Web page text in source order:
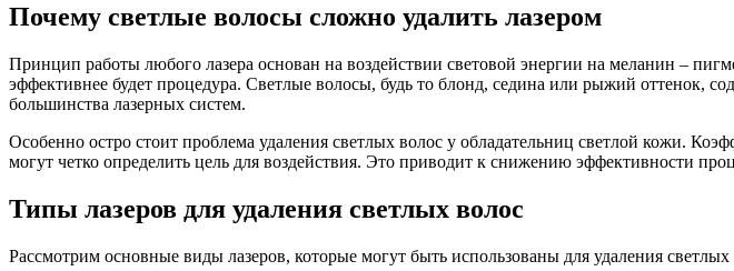
Почему светлые волосы сложно удалить лазером
Принцип работы любого лазера основан на воздействии световой энергии на меланин –
эффективнее будет процедура. Светлые волосы, будь то блонд, седина или рыжий оттенок,
большинства лазерных систем.
Особенно остро стоит проблема удаления светлых волос у обладательниц светлой кожи.
могут четко определить цель для воздействия. Это приводит к снижению эффективности
Типы лазеров для удаления светлых волос
Рассмотрим основные виды лазеров, которые могут быть использованы для удаления светлых